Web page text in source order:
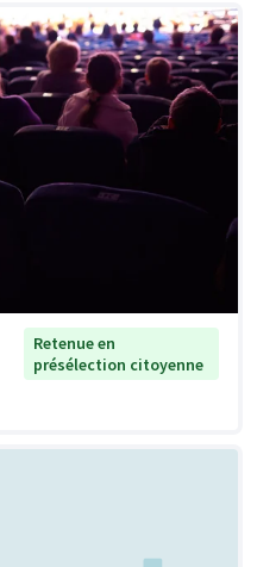
Retenue en
présélection citoyenne